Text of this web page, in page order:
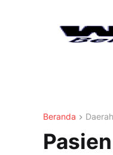
Beranda Daerah